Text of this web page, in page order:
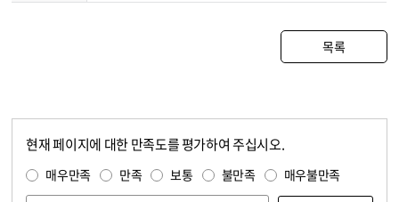
목록
현재 페이지에 대한 만족도를 평가하여 주십시오.
매우만족 만족 보통 불만족 매우불만족